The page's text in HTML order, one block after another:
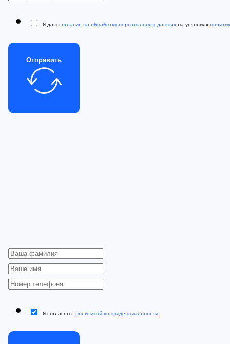
Я даю согласие на обработку персональных данных на условиях
Отправить
Я согласен с политикой конфиденциальности.